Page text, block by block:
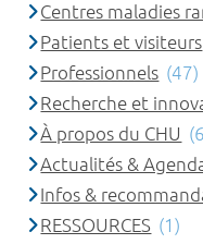
Centres maladies
Patients et visiteurs
Professionnels (47)
Recherche et
À propos du CHU
Actualités &
Infos &
RESSOURCES (1)